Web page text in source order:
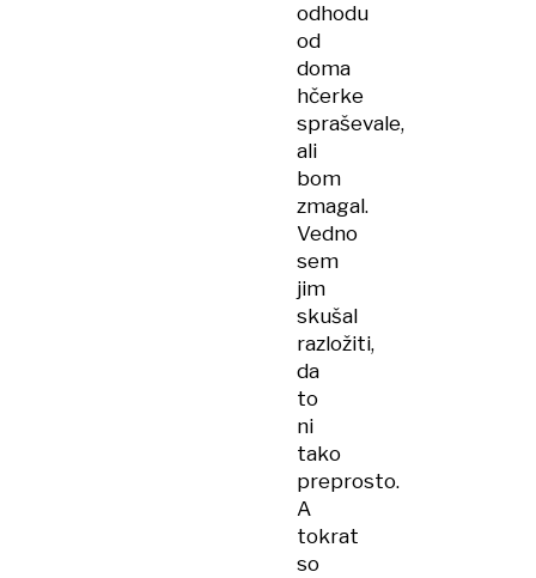
odhodu
od
doma
hčerke
spraševale,
ali
bom
zmagal.
Vedno
sem
jim
skušal
razložiti,
da
to
ni
tako
preprosto.
A
tokrat
so